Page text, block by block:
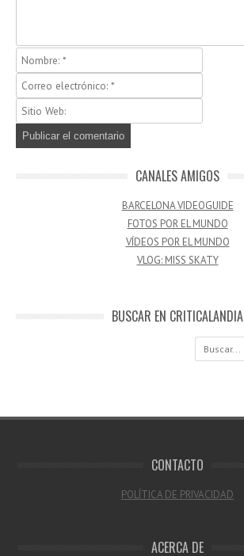
CANALES AMIGOS
BARCELONA VIDEOGUIDE
FOTOS POR EL MUNDO
VÍDEOS POR EL MUNDO
VLOG: MISS SKATY
BUSCAR EN CRITICALANDIA
Buscar
CONTACTO
POLÍTICA DE PRIVACIDAD
ACERCA DE